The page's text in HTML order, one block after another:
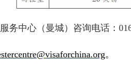
务中心（曼城）咨询电话：
。